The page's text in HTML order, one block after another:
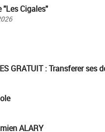
"Les Cigales"
GRATUIT : Transferer ses
ALARY